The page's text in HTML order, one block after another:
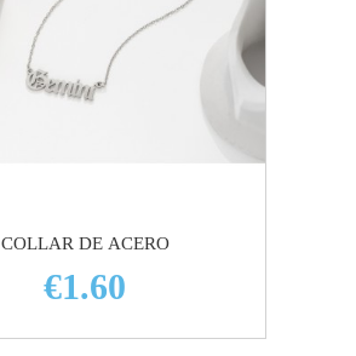
COLLAR DE ACERO
€1.60